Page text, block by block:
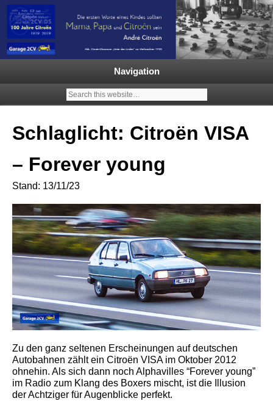
Ein neuer Citroën 2CV | ECO
2000 |1.200 Enten mehr in
Deutschland | French Classic
Events |
Garage 2CV – Automobile Klassiker
Navigation
Schlaglicht: Citroën VISA
– Forever young
Stand: 13/11/23
Zu den ganz seltenen Erscheinungen auf deutschen
Autobahnen zählt ein Citroën VISA im Oktober 2012
ohnehin. Als sich dann noch Alphavilles “Forever young”
im Radio zum Klang des Boxers mischt, ist die Illusion
der Achtziger für Augenblicke perfekt.